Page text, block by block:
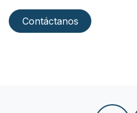
Contáctanos